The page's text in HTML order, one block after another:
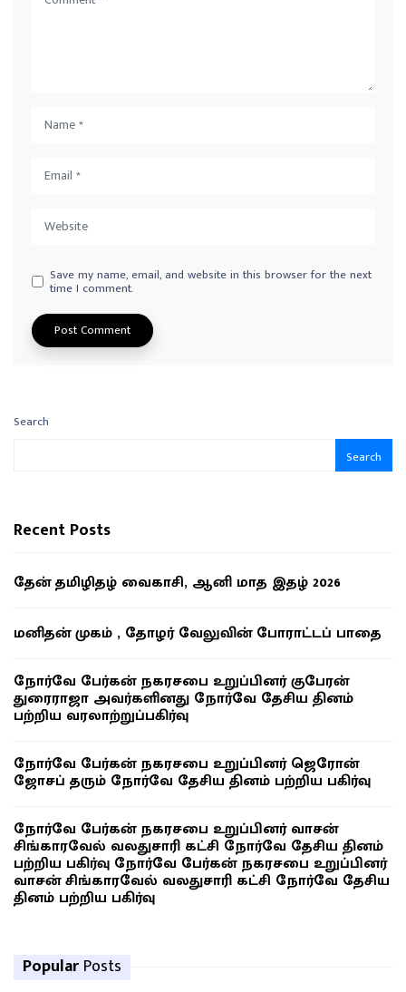
Save my name, email, and website in this browser for the next
time I comment.
Search
Search
Recent Posts
தேன் தமிழிதழ் வைகாசி, ஆனி மாத இதழ் 2026
மனிதன் முகம் , தோழர் வேலுவின் போராட்டப் பாதை
நோர்வே பேர்கன் நகரசபை உறுப்பினர் குபேரன்
துரைராஜா அவர்களினது நோர்வே தேசிய தினம்
பற்றிய வரலாற்றுப்பகிர்வு
நோர்வே பேர்கன் நகரசபை உறுப்பினர் ஜெரோன்
ஜோசப் தரும் நோர்வே தேசிய தினம் பற்றிய பகிர்வு
நோர்வே பேர்கன் நகரசபை உறுப்பினர் வாசன்
சிங்காரவேல் வலதுசாரி கட்சி நோர்வே தேசிய தினம்
பற்றிய பகிர்வு நோர்வே பேர்கன் நகரசபை உறுப்பினர்
வாசன் சிங்காரவேல் வலதுசாரி கட்சி நோர்வே தேசிய
தினம் பற்றிய பகிர்வு
Popular Posts